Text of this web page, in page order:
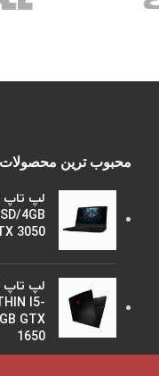
محبوب ترین
4GB
3050
I5-
GTX
1650